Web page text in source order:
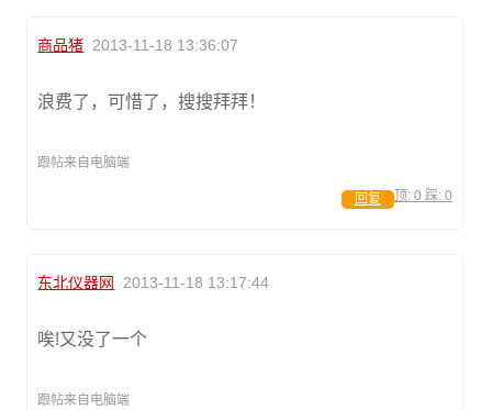
商品猪 2013-11-18 13:36:07
浪费了，可惜了，搜搜拜拜！
跟帖来自电脑端
顶: 0 踩: 0
回复
东北仪器网 2013-11-18 13:17:44
唉!又没了一个
跟帖来自电脑端